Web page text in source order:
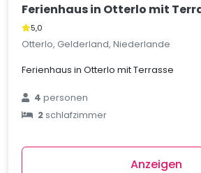
Ferienhaus in Otterlo mit
5,0
Otterlo, Gelderland, Niederlande
Ferienhaus in Otterlo mit Terrasse
4personen
2schlafzimmer
Anzeigen